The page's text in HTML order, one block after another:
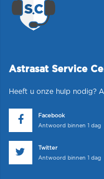
Astrasat Service
Heeft u onze hulp nodig?
Facebook
Antwoord binnen 1 dag
Twitter
Antwoord binnen 1 dag